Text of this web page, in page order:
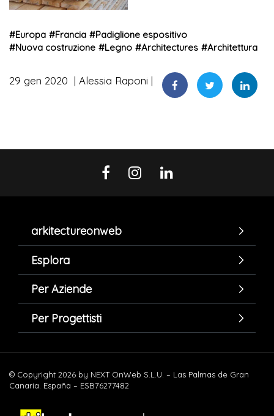
#Europa #Francia #Padiglione espositivo
#Nuova costruzione #Legno #Architectures #Architettura
29 gen 2020 Alessia Raponi
arkitectureonweb
Esplora
Per Aziende
Per Progettisti
© Copyright 2026 by NEXT OnWeb S.L.U. – Las Palmas de Gran
Canaria. España – ESB76277482